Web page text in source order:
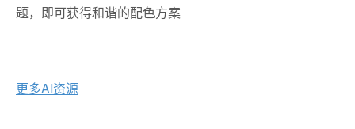
题，即可获得和谐的配色方案
更多AI资源